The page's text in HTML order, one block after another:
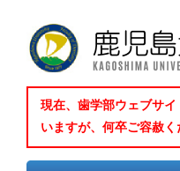
現在、歯学部ウェブサ
いますが、何卒ご容赦く